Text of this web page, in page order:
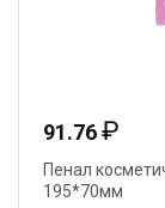
91.76₽
Пенал
195*70мм